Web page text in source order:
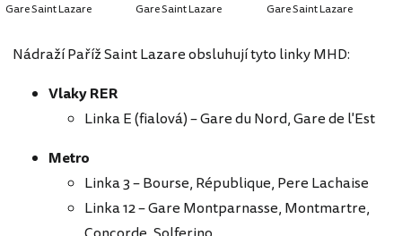
Gare Saint Lazare Gare Saint Lazare Gare Saint Lazare
Nádraží Paříž Saint Lazare obsluhují tyto linky MHD:
Vlaky RER
Linka E (fialová) – Gare du Nord, Gare de l'Est
Metro
Linka 3 – Bourse, République, Pere Lachaise
Linka 12 – Gare Montparnasse, Montmartre,